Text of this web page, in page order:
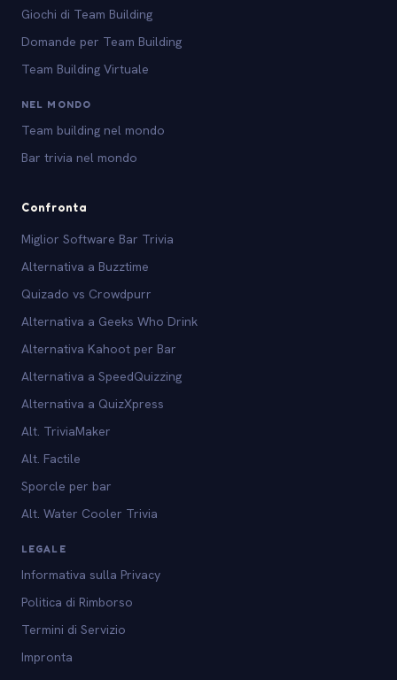
Giochi di Team Building
Domande per Team Building
Team Building Virtuale
NEL MONDO
Team building nel mondo
Bar trivia nel mondo
Confronta
Miglior Software Bar Trivia
Alternativa a Buzztime
Quizado vs Crowdpurr
Alternativa a Geeks Who Drink
Alternativa Kahoot per Bar
Alternativa a SpeedQuizzing
Alternativa a QuizXpress
Alt. TriviaMaker
Alt. Factile
Sporcle per bar
Alt. Water Cooler Trivia
LEGALE
Informativa sulla Privacy
Politica di Rimborso
Termini di Servizio
Impronta